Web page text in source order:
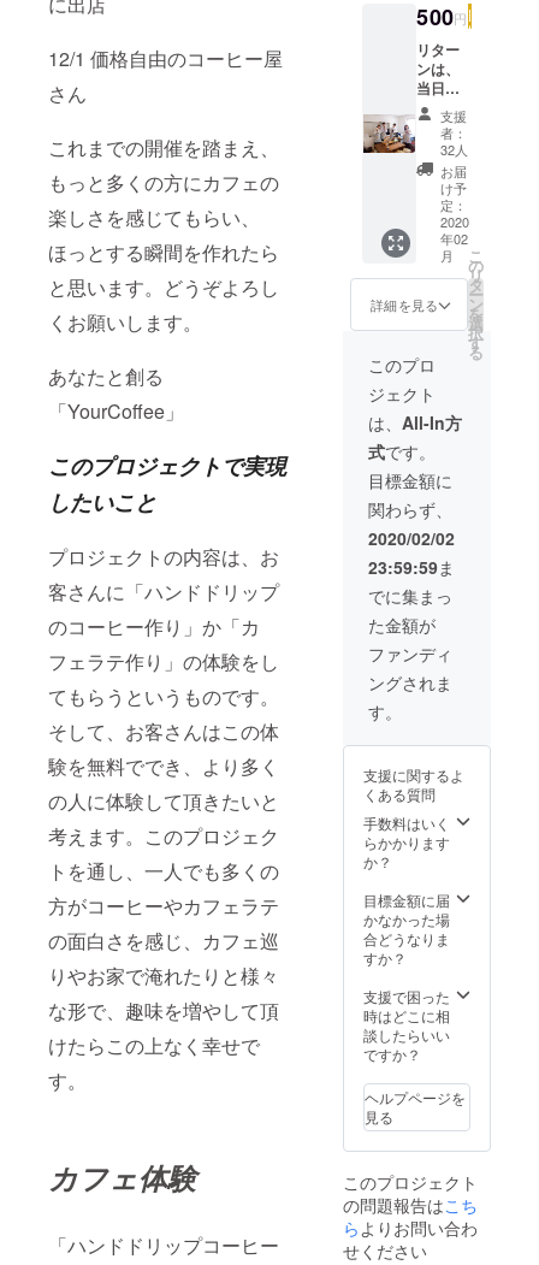
12/1 価格自由のコーヒー屋
さん
これまでの開催を踏まえ、
もっと多くの方にカフェの
楽しさを感じてもらい、
ほっとする瞬間を作れたら
と思います。どうぞよろし
くお願いします。
あなたと創る
「YourCoffee」
このプロジェクトで実現
したいこと
プロジェクトの内容は、お
客さんに「ハンドドリップ
のコーヒー作り」か「カ
フェラテ作り」の体験をし
てもらうというものです。
そして、お客さんはこの体
験を無料ででき、より多く
の人に体験して頂きたいと
考えます。このプロジェク
トを通し、一人でも多くの
方がコーヒーやカフェラテ
の面白さを感じ、カフェ巡
りやお家で淹れたりと様々
な形で、趣味を増やして頂
けたらこの上なく幸せで
す。
カフェ体験
「ハンドドリップコーヒー
500円
リター
ンは、
当日の
様子を
撮った
ポスト
カード
を、お
礼の
メッ
セージ
ととも
に、贈
らせて
頂きま
す。 そ
して、
パトロ
ンさん
には当
日お越
し頂
き、
「幸せ
を誰か
と共
有」し
て欲し
いで
す。250
円で2人
がバリ
スタ体
験でき
ジェク
円の支
援で、
パトロ
ンさん
のあな
う1人の
方がバ
リスタ
体験で
とは素
敵なこ
とだと
思いま
日お待
ちして
おりま
す。
支援
者：
32人
お届
け予
定：
2020
年02
月
詳細を見る
こ
の
リ
タ
ー
ン
を
選
択
す
る
このプロ
ジェクト
は、 All-In方
式です。
目標金額に
関わらず、
2020/02/02
23:59:59ま
でに集まっ
た金額が
ファンディ
ングされま
す。
支援に関するよ
くある質問
手数料はいく
らかかります
か？
目標金額に届
かなかった場
合どうなりま
すか？
支援で困った
時はどこに相
談したらいい
ですか？
ヘルプページを
見る
このプロジェクト
の問題報告はこち
らよりお問い合わ
せください